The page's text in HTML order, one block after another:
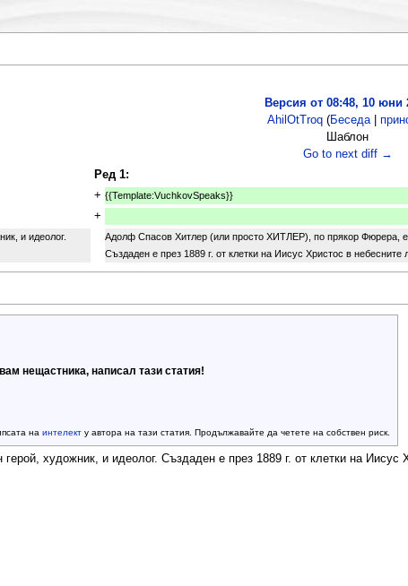
Версия от 08:48, 10 юни
AhilOtTroq (Беседа|
Шаблон
Go to next diff →
Ред 1:
+ {{Template:VuchkovSpeaks}}
+
и идеолог.
Адолф Спасов Хитлер (или просто ХИТЛЕР), по прякор Фюрера, е
Създаден е през 1889 г. от клетки на Иисус Христос в небесните
нещастника, написал тази статия!
на интелекту автора на тази статия. Продължавайте да четете на собствен риск.
художник, и идеолог. Създаден е през 1889 г. от клетки на Иисус